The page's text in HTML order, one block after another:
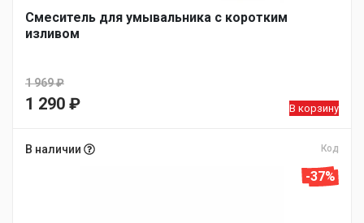
Смеситель для умывальника с коротким
изливом
1 969₽
Первоначальная
составляла
1 290 ₽
цена:
В корзину
В наличии Код
-37%